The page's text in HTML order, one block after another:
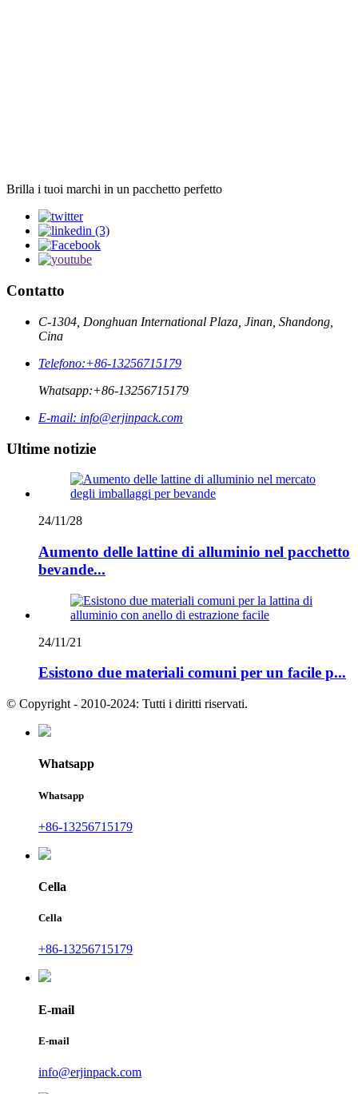
Brilla i tuoi marchi in un pacchetto perfetto
Contatto
C-1304, Donghuan International Plaza, Jinan, Shandong,
Cina
Telefono:+86-13256715179
Whatsapp:+86-13256715179
E-mail: info@erjinpack.com
Ultime notizie
24/11/28
Aumento delle lattine di alluminio nel pacchetto
bevande...
24/11/21
Esistono due materiali comuni per un facile p...
© Copyright - 2010-2024: Tutti i diritti riservati.
Whatsapp
Whatsapp
+86-13256715179
Cella
Cella
+86-13256715179
E-mail
E-mail
info@erjinpack.com